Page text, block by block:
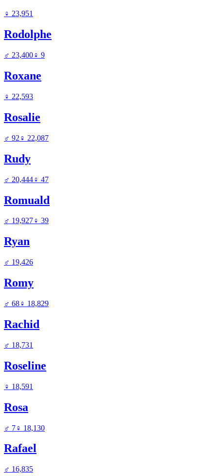
♀ 23,951
Rodolphe
♂ 23,400♀ 9
Roxane
♀ 22,593
Rosalie
♂ 92 ♀ 22,087
Rudy
♂ 20,444♀ 47
Romuald
♂ 19,927♀ 39
Ryan
♂ 19,426
Romy
♂ 68♀ 18,829
Rachid
♂ 18,731
Roseline
♀ 18,591
Rosa
♂ 7♀ 18,130
Rafael
♂ 16,835